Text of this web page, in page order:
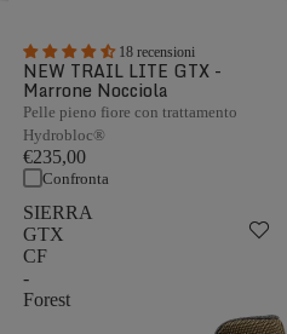
18 recensioni
NEW TRAIL LITE GTX -
Marrone Nocciola
Pelle pieno fiore con trattamento
Hydrobloc®
€235,00
Confronta
SIERRA
GTX
CF
-
Forest